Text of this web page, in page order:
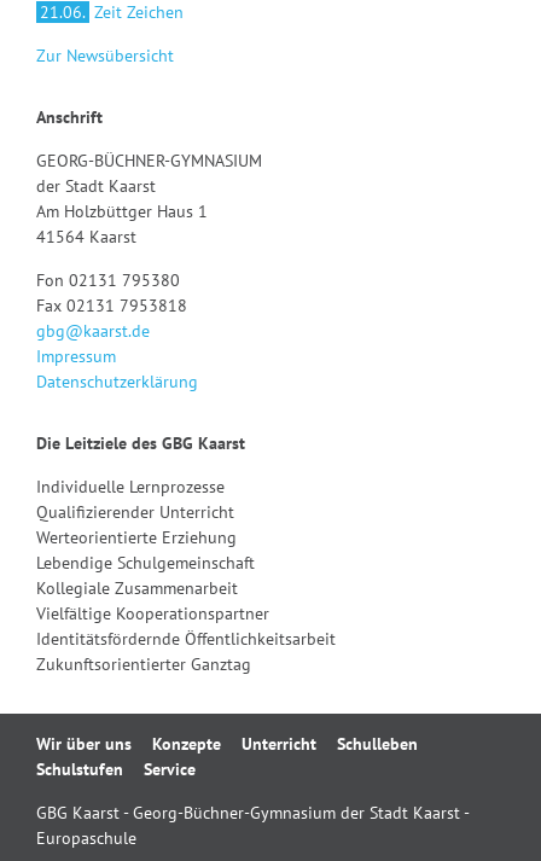
21.06. Zeit Zeichen
Zur Newsübersicht
Anschrift
GEORG-BÜCHNER-GYMNASIUM
der Stadt Kaarst
Am Holzbüttger Haus 1
41564 Kaarst
Fon 02131 795380
Fax 02131 7953818
gbg@kaarst.de
Impressum
Datenschutzerklärung
Die Leitziele des GBG Kaarst
Individuelle Lernprozesse
Qualifizierender Unterricht
Werteorientierte Erziehung
Lebendige Schulgemeinschaft
Kollegiale Zusammenarbeit
Vielfältige Kooperationspartner
Identitätsfördernde Öffentlichkeitsarbeit
Zukunftsorientierter Ganztag
Navigation
überspringen
Wir über uns Konzepte Unterricht
Schulleben
Schulstufen
Service
GBG Kaarst - Georg-Büchner-Gymnasium der Stadt Kaarst -
Europaschule